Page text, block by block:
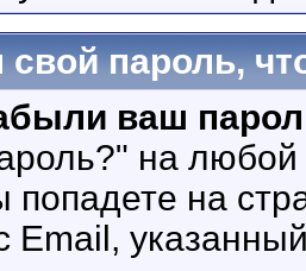
свой пароль,
ваш
на
попадете на
Email,